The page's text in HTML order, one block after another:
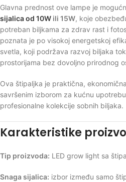
Glavna prednost ove lampe je
sijalica od 10W ili 15W, koje
potreban biljkama za zdrav rast i
poznata je po visokoj energetskoj
svetla, koji podržava razvoj biljaka
prostorijama bez dovoljno prirodnog
Ova štipaljka je praktična,
savršenim izborom za kućnu
profesionalne kolekcije sobnih biljaka.
Karakteristike
Tip proizvoda: LED grow light sa
Snaga sijalica: izbor između samo